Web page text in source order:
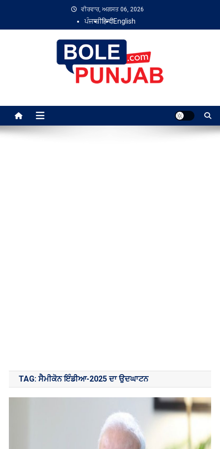
content
ਵੀਰਵਾਰ, ਅਗਸਤ 06, 2026
ਪੰਜਾਬੀहिन्दीEnglish
TAG:ਸੈਮੀਕੋਨ ਇੰਡੀਆ-2025 ਦਾ ਉਦਘਾਟਨ